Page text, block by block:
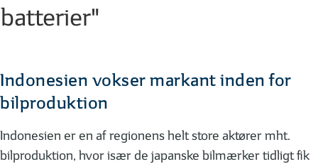
batterier"
Indonesien vokser markant inden for
bilproduktion
Indonesien er en af regionens helt store aktører mht.
bilproduktion, hvor især de japanske bilmærker tidligt fik